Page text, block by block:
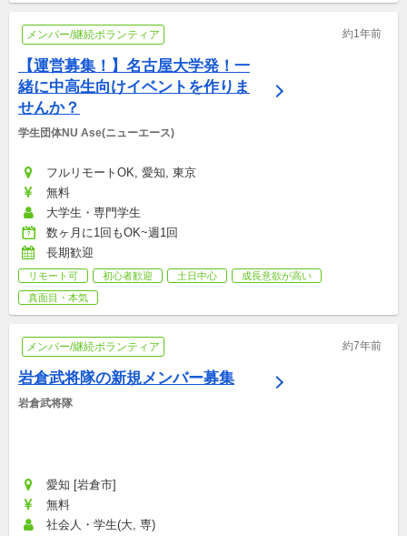
メンバー/継続ボランティア 約1年前
【運営募集！】名古屋大学発！一
緒に中高生向けイベントを作りま
せんか？
学生団体NU Ase(ニューエース)
フルリモートOK, 愛知, 東京
無料
大学生・専門学生
数ヶ月に1回もOK~週1回
長期歓迎
リモート可 初心者歓迎 土日中心
成長意欲が高い
真面目・本気
メンバー/継続ボランティア 約7年前
岩倉武将隊の新規メンバー募集
岩倉武将隊
愛知 [岩倉市]
無料
社会人・学生(大, 専)